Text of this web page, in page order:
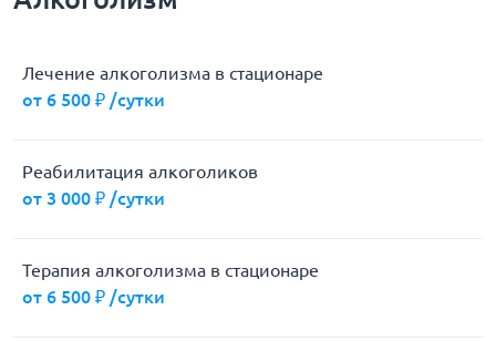
Лечение алкоголизма в стационаре
от 6 500 ₽ /сутки
Реабилитация алкоголиков
от 3 000 ₽ /сутки
Терапия алкоголизма в стационаре
от 6 500 ₽ /сутки